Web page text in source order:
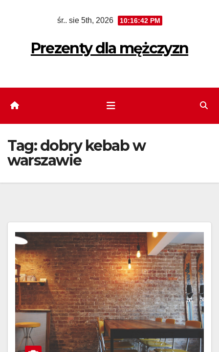
śr.. sie 5th, 2026 10:16:43 PM
Prezenty dla mężczyzn
Tag:dobry kebab w
warszawie